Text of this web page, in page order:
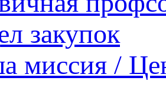
закупок
миссия /